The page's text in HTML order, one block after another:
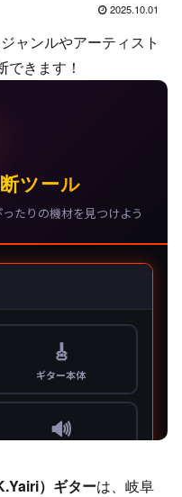
2025.10.01
ャンルやアーティスト
きます！
）ギターは、岐阜